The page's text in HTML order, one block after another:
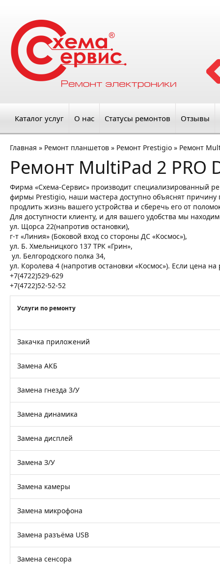
Каталог услуг О нас Статусы ремонтов Отзывы
Главная » Ремонт планшетов » Ремонт Prestigio » Ремонт
Ремонт MultiPad 2 PRO
Фирма «Схема-Сервис» производит специализированный
фирмы Prestigio, наши мастера доступно объяснят причину
продлить жизнь вашего устройства и сберечь его от
Для доступности клиенту, и для вашего удобства мы
ул. Щорса 22(напротив остановки),
г-т «Линия» (Боковой вход со стороны ДС «Космос»),
ул. Б. Хмельницкого 137 ТРК «Грин»,
ул. Белгородского полка 34,
ул. Королева 4 (напротив остановки «Космос»). Если цена
+7(4722)529-629
+7(4722)52-52-52
Услуги по ремонту
Закачка приложений
Замена АКБ
Замена гнезда 3/У
Замена динамика
Замена дисплей
Замена З/У
Замена камеры
Замена микрофона
Замена разъёма USB
Замена сенсора